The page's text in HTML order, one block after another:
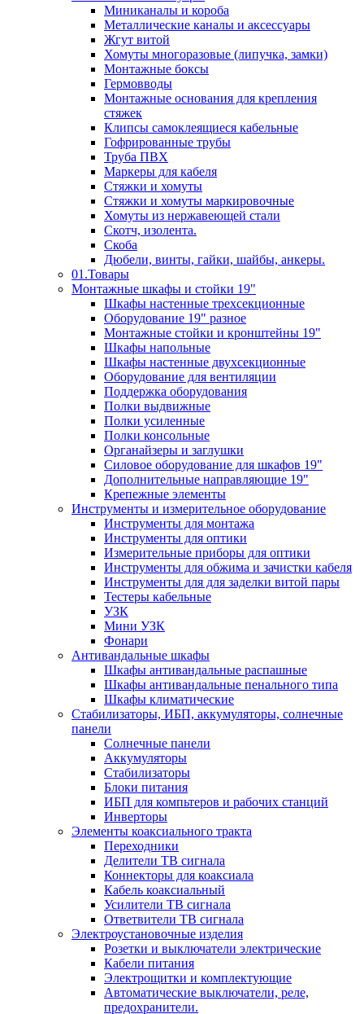
Миниканалы и короба
Металлические каналы и аксессуары
Жгут витой
Хомуты многоразовые (липучка, замки)
Монтажные боксы
Гермовводы
Монтажные основания для крепления
стяжек
Клипсы самоклеящиеся кабельные
Гофрированные трубы
Труба ПВХ
Маркеры для кабеля
Стяжки и хомуты
Стяжки и хомуты маркировочные
Хомуты из нержавеющей стали
Скотч, изолента.
Скоба
Дюбели, винты, гайки, шайбы, анкеры.
01.Товары
Монтажные шкафы и стойки 19"
Шкафы настенные трехсекционные
Оборудование 19" разное
Монтажные стойки и кронштейны 19"
Шкафы напольные
Шкафы настенные двухсекционные
Оборудование для вентиляции
Поддержка оборудования
Полки выдвижные
Полки усиленные
Полки консольные
Органайзеры и заглушки
Силовое оборудование для шкафов 19"
Дополнительные направляющие 19"
Крепежные элементы
Инструменты и измерительное оборудование
Инструменты для монтажа
Инструменты для оптики
Измерительные приборы для оптики
Инструменты для обжима и зачистки кабеля
Инструменты для для заделки витой пары
Тестеры кабельные
УЗК
Мини УЗК
Фонари
Антивандальные шкафы
Шкафы антивандальные распашные
Шкафы антивандальные пенального типа
Шкафы климатические
Стабилизаторы, ИБП, аккумуляторы, солнечные
панели
Солнечные панели
Аккумуляторы
Стабилизаторы
Блоки питания
ИБП для компьтеров и рабочих станций
Инверторы
Элементы коаксиального тракта
Переходники
Делители ТВ сигнала
Коннекторы для коаксиала
Кабель коаксиальный
Усилители ТВ сигнала
Ответвители ТВ сигнала
Электроустановочные изделия
Розетки и выключатели электрические
Кабели питания
Электрощитки и комплектующие
Автоматические выключатели, реле,
предохранители.